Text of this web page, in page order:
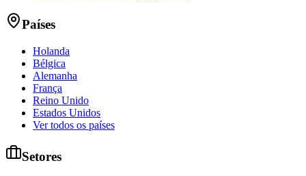
Países
Holanda
Bélgica
Alemanha
França
Reino Unido
Estados Unidos
Ver todos os países
Setores